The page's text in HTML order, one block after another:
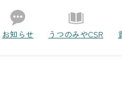
お知らせ うつのみやCSR